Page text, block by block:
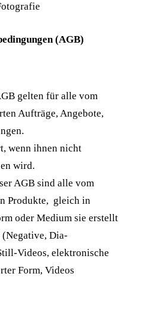
(AGB)
gelten für alle vom
Aufträge, Angebote,
wenn ihnen nicht
wird.
AGB sind alle vom
Produkte, gleich in
oder Medium sie erstellt
Dia-
Videos, elektronische
Form, Videos